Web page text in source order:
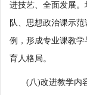
进技艺、全面发展
队、思想政治课示
例，形成专业课教
育人格局。
(八)改进教学内容